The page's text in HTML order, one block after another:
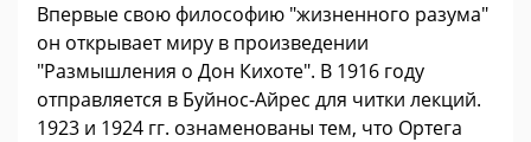
Впервые свою философию "жизненного разума"
он открывает миру в произведении
"Размышления о Дон Кихоте". В 1916 году
отправляется в Буйнос-Айрес для читки лекций.
1923 и 1924 гг. ознаменованы тем, что Ортега